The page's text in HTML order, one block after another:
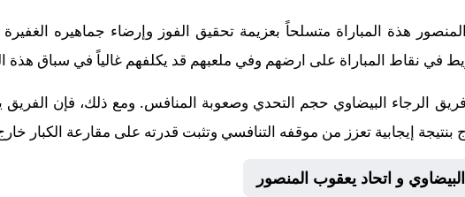
هذة المباراة متسلحاً بعزيمة تحقيق الفوز وإرضاء جماهيره
في نقاط المباراة على ارضهم وفي ملعبهم قد يكلفهم غالياً في سباق هذة
الرجاء البيضاوي حجم التحدي وصعوبة المنافس. ومع ذلك، فإن
بنتيجة إيجابية تعزز من موقفه التنافسي وتثبت قدرته على مقارعة الكبار
و اتحاد يعقوب المنصور